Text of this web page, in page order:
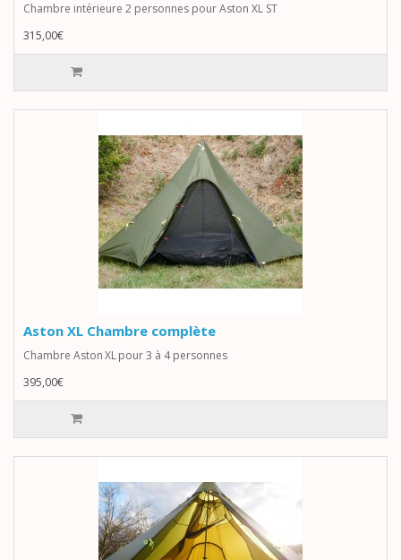
Chambre intérieure 2 personnes pour Aston XL ST
315,00€
Aston XL Chambre complète
Chambre Aston XL pour 3 à 4 personnes
395,00€